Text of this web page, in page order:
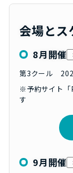
会場とス
8月開催
第3クール
※予約サイト「
す
9月開催